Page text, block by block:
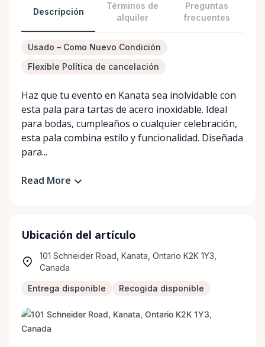
Descripción
Términos de
alquiler
Preguntas
frecuentes
Usado – Como Nuevo Condición
Flexible Política de cancelación
Haz que tu evento en Kanata sea inolvidable con
esta pala para tartas de acero inoxidable. Ideal
para bodas, cumpleaños o cualquier celebración,
esta pala combina estilo y funcionalidad. Diseñada
para...
Read More
Ubicación del artículo
101 Schneider Road, Kanata, Ontario K2K 1Y3,
Canada
Entrega disponible Recogida disponible